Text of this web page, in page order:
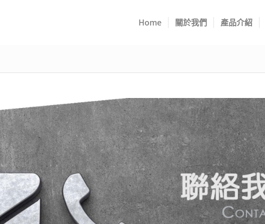
Home 關於我們 產品介紹